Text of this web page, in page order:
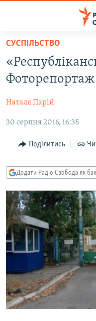
Перейти
основного
матеріалу
до
навігації
Перейти
пошуку
РАДІО СВОБОДА – 70
ВСЕ ЗА ДОБУ
ПОЛІТИКА
ЕКОНОМІКА
СУСПІЛЬСТВО
СПОРТ
УКРАЇНА
СВІТ
ВІЙНА
РОСІЙСЬКА
ДОНБАС.РЕАЛІЇ
КРИМ.РЕАЛІЇ
ТИ ЯК?
СХЕМИ
КИТАЙ.ВИКЛИКИ
МУЛЬТИМЕДІА
ФОТО
СПЕЦПРОЄКТИ
ПОДКАСТИ
СУСПІЛЬСТВО
Фоторепортаж
Наталя Парій
30 серпня 2016, 16:35
Поділитись
Додати Радіо Свобода як